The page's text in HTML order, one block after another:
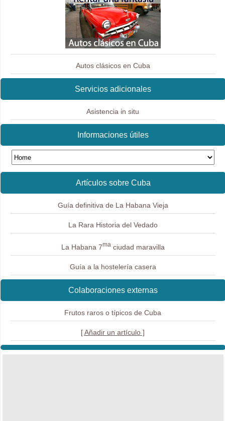
Autos clásicos en Cuba
Servicios adicionales
Asistencia in situ
Informaciones útiles
Artículos sobre Cuba
Guía definitiva de La Habana Vieja
La Rara Historia del Vedado
La Habana 7maciudad maravilla
Guía a la hostelería casera
Colaboraciones externas
Frutos raros o típicos de Cuba
[ Añadir un artículo ]